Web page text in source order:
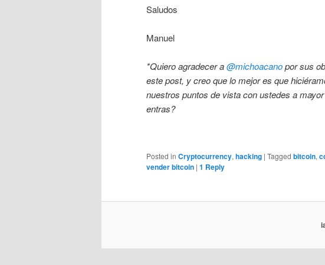
Saludos
Manuel
*Quiero agradecer a@michoacanopor sus
este post, y creo que lo mejor es que
nuestros puntos de vista con ustedes a
entras?
Posted in Cryptocurrency, hacking | Tagged bitcoin,
vender bitcoin | 1 Reply